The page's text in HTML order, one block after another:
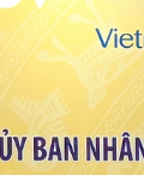
- giảm cân
online
khỏe